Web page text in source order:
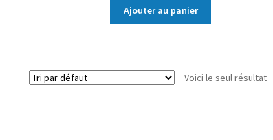
Ajouter au panier
Voici le seul résultat